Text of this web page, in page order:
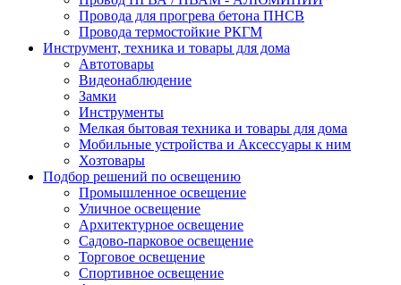
Провода для прогрева бетона ПНСВ
Провода термостойкие РКГМ
Инструмент, техника и товары для дома
Автотовары
Видеонаблюдение
Замки
Инструменты
Мелкая бытовая техника и товары для дома
Мобильные устройства и Аксессуары к ним
Хозтовары
Подбор решений по освещению
Промышленное освещение
Уличное освещение
Архитектурное освещение
Садово-парковое освещение
Торговое освещение
Спортивное освещение